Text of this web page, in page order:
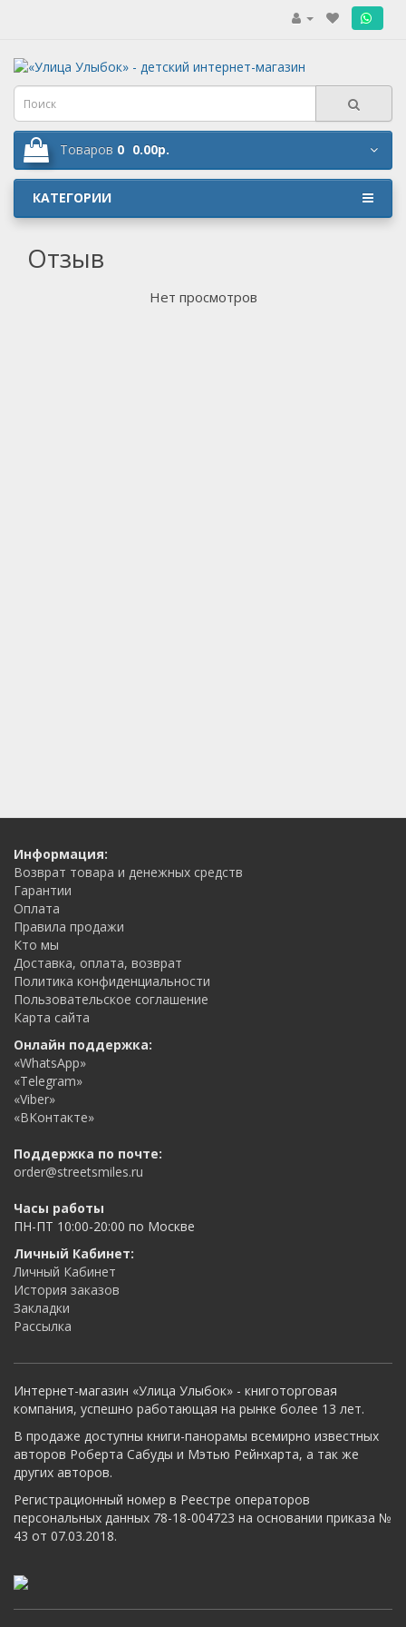
Товаров 0 0.00р.
КАТЕГОРИИ
Отзыв
Нет просмотров
Информация:
Возврат товара и денежных средств
Гарантии
Оплата
Правила продажи
Кто мы
Доставка, оплата, возврат
Политика конфиденциальности
Пользовательское соглашение
Карта сайта
Онлайн поддержка:
«WhatsApp»
«Telegram»
«Viber»
«ВКонтакте»
Поддержка по почте:
order@streetsmiles.ru
Часы работы
ПН-ПТ 10:00-20:00 по Москве
Личный Кабинет:
Личный Кабинет
История заказов
Закладки
Рассылка
Интернет-магазин «Улица Улыбок» - книготорговая
компания, успешно работающая на рынке более 13 лет.
В продаже доступны книги-панорамы всемирно известных
авторов Роберта Сабуды и Мэтью Рейнхарта, а так же
других авторов.
Регистрационный номер в Реестре операторов
персональных данных 78-18-004723 на основании приказа №
43 от 07.03.2018.